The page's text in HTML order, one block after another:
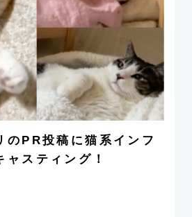
のPR投稿に猫系インフ
ャスティング！